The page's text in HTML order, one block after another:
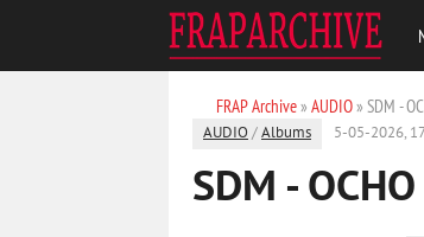
FRAP Archive» AUDIO» SDM -
AUDIO /Albums 5-05-2026,
SDM -